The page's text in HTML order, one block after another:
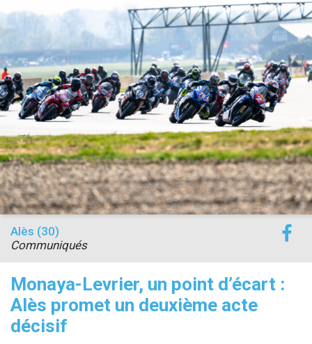
Monaya-Levrier, un point d’écart :
Alès promet un deuxième acte
décisif
Alès (30)
Communiqués